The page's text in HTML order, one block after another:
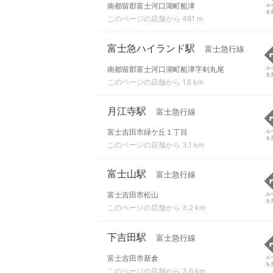
南都留郡富士河口湖町船津
このページの店舗から 481 m
ル
を
富士急ハイランド駅 富士急行線
南都留郡富士河口湖町船津字剣丸尾
このページの店舗から 1.8 km
ル
を
月江寺駅 富士急行線
富士吉田市緑ケ丘１丁目
このページの店舗から 3.1 km
ル
を
富士山駅 富士急行線
富士吉田市松山
このページの店舗から 3.2 km
ル
を
下吉田駅 富士急行線
富士吉田市新倉
このページの店舗から 3.6 km
ル
を